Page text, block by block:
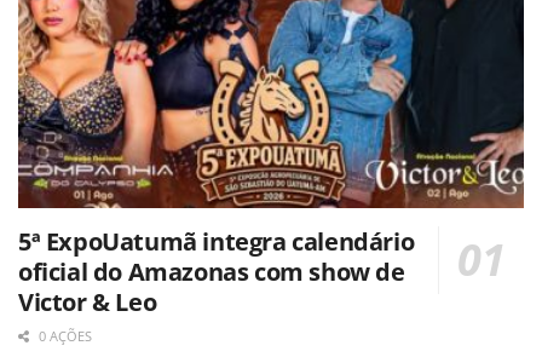
5ª ExpoUatumã integra calendário
oficial do Amazonas com show de
Victor & Leo
0 AÇÕES